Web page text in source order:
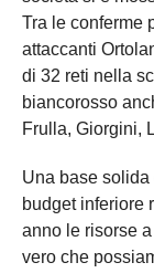
Tra le conferme
attaccanti
di 32 reti nella
biancorosso
Frulla, Giorgini,
Una base
budget inferiore
anno le risorse
vero che